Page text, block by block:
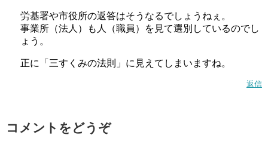
労基署や市役所の返答はそうなるでしょうねぇ。
事業所（法人）も人（職員）を見て選別しているのでし
ょう。
正に「三すくみの法則」に見えてしまいますね。
返信
コメントをどうぞ